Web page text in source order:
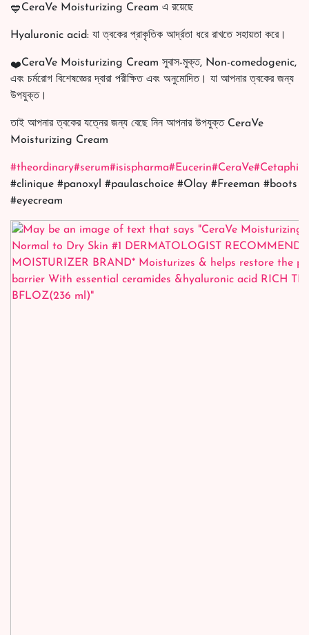
CeraVe Moisturizing Cream এ রয়েছে
Hyaluronic acid: যা ত্বকের প্রাকৃতিক আর্দ্রতা ধরে রাখতে সহায়তা করে।
CeraVe Moisturizing Cream সুবাস-মুক্ত, Non-comedogenic,
এবং চর্মরোগ বিশেষজ্ঞের দ্বারা পরীক্ষিত এবং অনুমোদিত। যা আপনার ত্বকের জন্য
উপযুক্ত।
তাই আপনার ত্বকের যত্নের জন্য বেছে নিন আপনার উপযুক্ত CeraVe
Moisturizing Cream
#theordinary#serum#isispharma#Eucerin#CeraVe#Cetaphil
#clinique #panoxyl #paulaschoice #Olay #Freeman #boots
#eyecream